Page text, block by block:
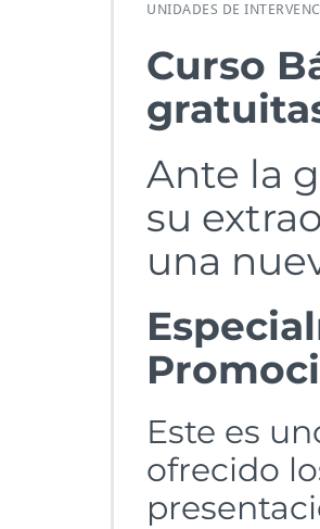
UNIDADES DE
Curso
Ante la
su
una
Este es
ofrecido